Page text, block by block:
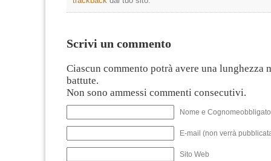
Scrivi un commento
Ciascun commento potrà avere una lunghezza
battute.
Non sono ammessi commenti consecutivi.
Nome e
E-mail (non verrà
Sito Web